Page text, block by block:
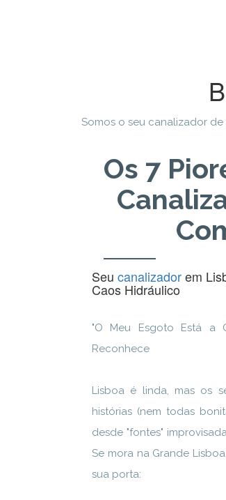
Somos o seu canalizador de
Os 7
Seu canalizadorem
Caos Hidráulico
"O Meu Esgoto Está a
Reconhece
Lisboa é linda, mas os
histórias (nem todas
desde "fontes"
Se mora na Grande
sua porta: